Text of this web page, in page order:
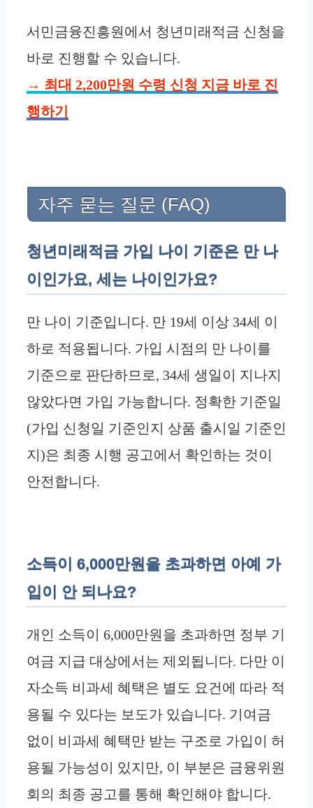
서민금융진흥원에서 청년미래적금 신청을
바로 진행할 수 있습니다.
→ 최대 2,200만원 수령 신청 지금 바로 진
행하기
자주 묻는 질문 (FAQ)
청년미래적금 가입 나이 기준은 만 나
이인가요, 세는 나이인가요?
만 나이 기준입니다. 만 19세 이상 34세 이
하로 적용됩니다. 가입 시점의 만 나이를
기준으로 판단하므로, 34세 생일이 지나지
않았다면 가입 가능합니다. 정확한 기준일
(가입 신청일 기준인지 상품 출시일 기준인
지)은 최종 시행 공고에서 확인하는 것이
안전합니다.
소득이 6,000만원을 초과하면 아예 가
입이 안 되나요?
개인 소득이 6,000만원을 초과하면 정부 기
여금 지급 대상에서는 제외됩니다. 다만 이
자소득 비과세 혜택은 별도 요건에 따라 적
용될 수 있다는 보도가 있습니다. 기여금
없이 비과세 혜택만 받는 구조로 가입이 허
용될 가능성이 있지만, 이 부분은 금융위원
회의 최종 공고를 통해 확인해야 합니다.